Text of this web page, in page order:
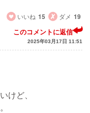
いいね 15 ダメ 19
このコメントに返信
2025年03月17日 11:51
けど、